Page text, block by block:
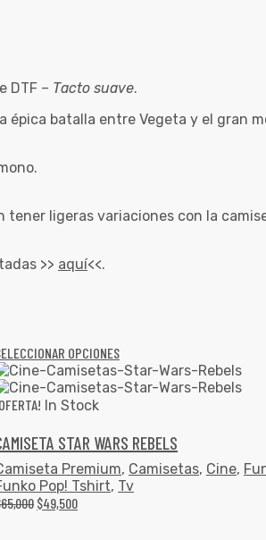
DTF – Tacto suave.
épica batalla entre Vegeta y el gran
ligeras variaciones con la
>> aquí<<.
OPCIONES
In Stock
STAR WARS REBELS
Premium, Camisetas, Cine,
Pop! Tshirt, Tv
65,000 $49,500